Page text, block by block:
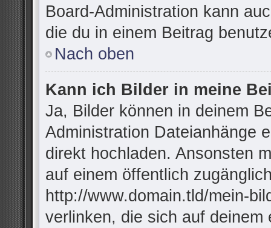
Board-Administration kann
die du in einem Beitrag
Nach oben
Kann ich Bilder in meine
Ja, Bilder können in deinem
Administration Dateianhänge
direkt hochladen. Ansonsten
auf einem öffentlich
http://www.domain.tld/mein-
verlinken, die sich auf